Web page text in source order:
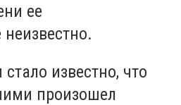
ее
известно, что
произошел